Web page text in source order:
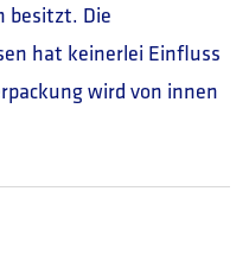
besitzt. Die
hat keinerlei Einfluss
wird von innen